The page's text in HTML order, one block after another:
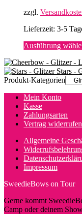
zzgl.
Lieferzeit: 3-5
Ausführung
Stars -
Produkt-Kategorien
Mein Konto
Kasse
Zahlungsarten
Vertrag widerrufen
Allgemeine
Impressum
SweedieBows on Tour
Gerne kommt
Camp oder deinem